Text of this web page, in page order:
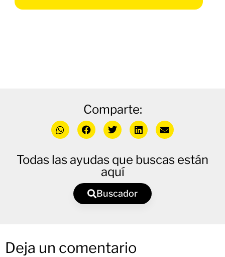
Comparte:
Todas las ayudas que buscas están
aquí
Buscador
Deja un comentario